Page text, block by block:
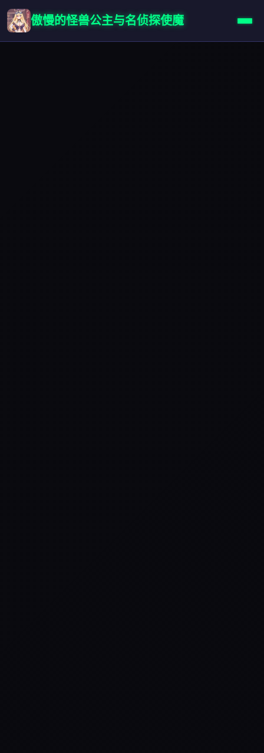
傲慢的怪兽公主与名侦探使魔